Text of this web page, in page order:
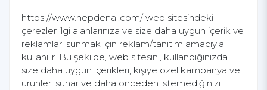
https://www.hepdenal.com/ web sitesindeki
çerezler ilgi alanlarınıza ve size daha uygun içerik ve
reklamları sunmak için reklam/tanıtım amacıyla
kullanılır. Bu şekilde, web sitesini, kullandığınızda
size daha uygun içerikleri, kişiye özel kampanya ve
ürünleri sunar ve daha önceden istemediğinizi